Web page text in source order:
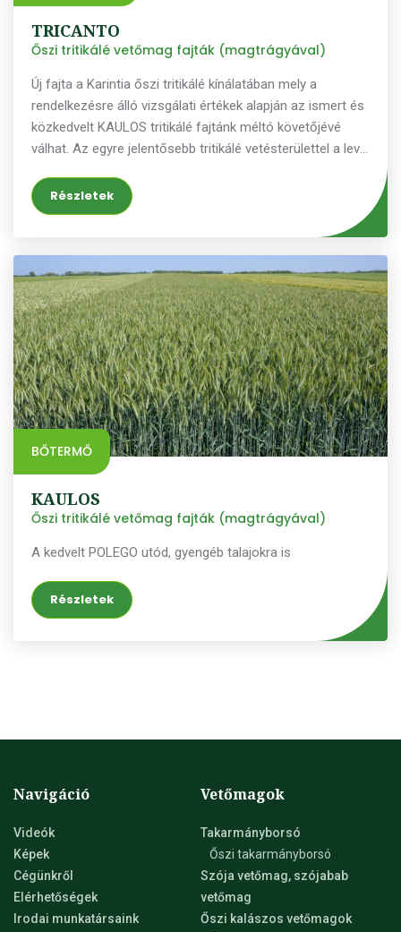
TRICANTO
Őszi tritikálé vetőmag fajták (magtrágyával)
Új fajta a Karintia őszi tritikálé kínálatában mely a
rendelkezésre álló vizsgálati értékek alapján az ismert és
közkedvelt KAULOS tritikálé fajtánk méltó követőjévé
válhat. Az egyre jelentősebb tritikálé vetésterülettel a levél
nemesítők a TRICANTO fejlesztése során a
betegségellenálló képességet helyezték fókuszba. A több
TRICANTO termésstabilitása figyelemre méltó. A magas
termésátlag mellett a szélsőséges időjárási körülmények
között is átlag feletti szemkitelítődés jellemzi. Kiváló
szántóföldi tulajdonságokkal bíró genetika. A TRICANTO
őszi tritikálé fajtát magas ezermagtömeg és magas
hektoliter paraméterek jellemzik. Magas növése és kiváló
betegségellenállóképessége miatt vetését bio
körülmények közé is ajánljuk.
Részletek
BŐTERMŐ
KAULOS
Őszi tritikálé vetőmag fajták (magtrágyával)
A kedvelt POLEGO utód, gyengéb talajokra is
Részletek
Navigáció
Videók
Képek
Cégünkről
Elérhetőségek
Irodai munkatársaink
Vetőmagok
Takarmányborsó
Őszi takarmányborsó
Szója vetőmag, szójabab
vetőmag
Őszi kalászos vetőmagok